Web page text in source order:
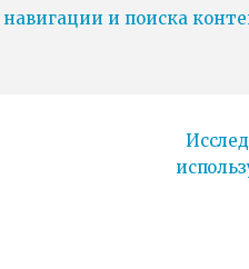
и поиска